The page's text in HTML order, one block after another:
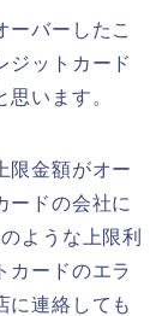
ーバーしたこ
ジットカード
います。
限金額がオー
ードの会社に
ような上限利
カードのエラ
に連絡しても